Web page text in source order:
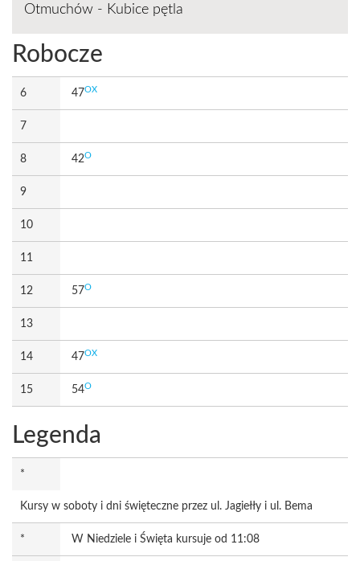
Otmuchów - Kubice pętla
Robocze
6 47OX
7
8 42O
9
10
11
12 57O
13
14 47OX
15 54O
Legenda
*
Kursy w soboty i dni święteczne przez ul. Jagiełły i ul. Bema
* W Niedziele i Święta kursuje od 11:08